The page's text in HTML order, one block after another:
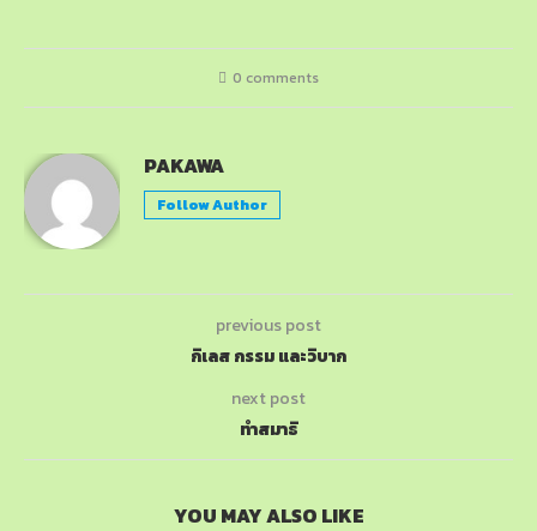
0 comments
PAKAWA
Follow Author
previous post
กิเลส กรรม และวิบาก
next post
ทำสมาธิ
YOU MAY ALSO LIKE